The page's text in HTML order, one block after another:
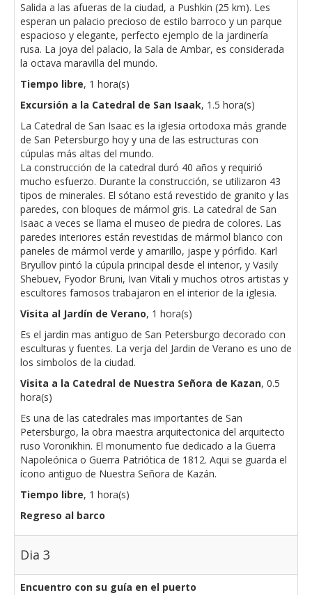
Salida a las afueras de la ciudad, a Pushkin (25 km). Les
esperan un palacio precioso de estilo barroco y un parque
espacioso y elegante, perfecto ejemplo de la jardinería
rusa. La joya del palacio, la Sala de Ambar, es considerada
la octava maravilla del mundo.
Tiempo libre, 1 hora(s)
Excursión a la Catedral de San Isaak, 1.5 hora(s)
La Catedral de San Isaac es la iglesia ortodoxa más grande
de San Petersburgo hoy y una de las estructuras con
cúpulas más altas del mundo.
La construcción de la catedral duró 40 años y requirió
mucho esfuerzo. Durante la construcción, se utilizaron 43
tipos de minerales. El sótano está revestido de granito y las
paredes, con bloques de mármol gris. La catedral de San
Isaac a veces se llama el museo de piedra de colores. Las
paredes interiores están revestidas de mármol blanco con
paneles de mármol verde y amarillo, jaspe y pórfido. Karl
Bryullov pintó la cúpula principal desde el interior, y Vasily
Shebuev, Fyodor Bruni, Ivan Vitali y muchos otros artistas y
escultores famosos trabajaron en el interior de la iglesia.
Visita al Jardín de Verano, 1 hora(s)
Es el jardin mas antiguo de San Petersburgo decorado con
esculturas y fuentes. La verja del Jardin de Verano es uno de
los simbolos de la ciudad.
Visita a la Catedral de Nuestra Señora de Kazan, 0.5
hora(s)
Es una de las catedrales mas importantes de San
Petersburgo, la obra maestra arquitectonica del arquitecto
ruso Voronikhin. El monumento fue dedicado a la Guerra
Napoleónica o Guerra Patriótica de 1812. Aqui se guarda el
ícono antiguo de Nuestra Señora de Kazán.
Tiempo libre, 1 hora(s)
Regreso al barco
Dia 3
Encuentro con su guía en el puerto